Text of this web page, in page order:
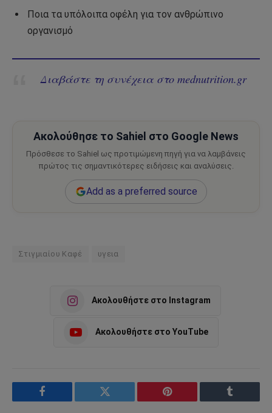
Ποια τα υπόλοιπα οφέλη για τον ανθρώπινο
οργανισμό
Διαβάστε τη συνέχεια στο mednutrition.gr
Ακολούθησε το Sahiel στο Google News
Πρόσθεσε το Sahiel ως προτιμώμενη πηγή για να λαμβάνεις
πρώτος τις σημαντικότερες ειδήσεις και αναλύσεις.
Add as a preferred source
Στιγμιαίου Καφέ υγεια
Ακολουθήστε στο Instagram
Ακολουθήστε στο YouTube
Facebook Twitter Pinterest Tumblr